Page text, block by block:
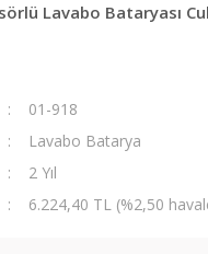
Lavabo Bataryası
01-918
Lavabo Batarya
2 Yıl
6.224,40 TL (%2,50